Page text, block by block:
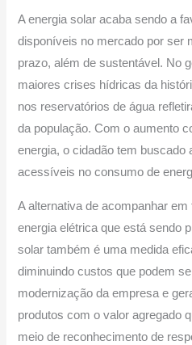
A energia solar acaba sendo a
disponíveis no mercado por ser
prazo, além de sustentável. No
maiores crises hídricas da
nos reservatórios de água
da população. Com o aumento
energia, o cidadão tem buscado
acessíveis no consumo de
A alternativa de acompanhar
energia elétrica que está sendo
solar também é uma medida
diminuindo custos que podem
modernização da empresa e
produtos com o valor agregado
meio de reconhecimento de